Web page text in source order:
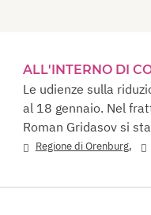
ALL'INTERNO DI
Le udienze sulla
al 18 gennaio. Nel
Roman Gridasov si
Regione di Orenburg,